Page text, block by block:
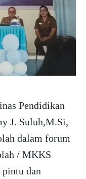
Pendidikan
J. Suluh,M.Si,
dalam forum
/ MKKS
dan